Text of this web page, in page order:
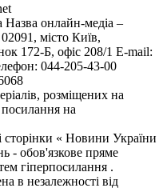
Назва онлайн-медіа –
місто Київ,
172-Б, офіс 208/1 E-mail:
044-205-43-00
розміщених на
посилання на
сторінки « Новини України
- обов'язкове пряме
гіперпосилання .
в незалежності від